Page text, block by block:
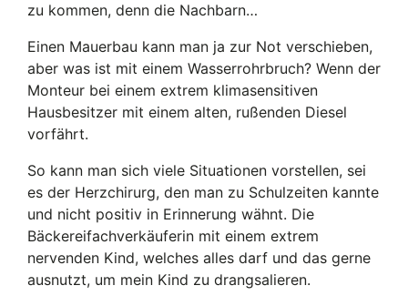
zu kommen, denn die Nachbarn…
Einen Mauerbau kann man ja zur Not verschieben,
aber was ist mit einem Wasserrohrbruch? Wenn der
Monteur bei einem extrem klimasensitiven
Hausbesitzer mit einem alten, rußenden Diesel
vorfährt.
So kann man sich viele Situationen vorstellen, sei
es der Herzchirurg, den man zu Schulzeiten kannte
und nicht positiv in Erinnerung wähnt. Die
Bäckereifachverkäuferin mit einem extrem
nervenden Kind, welches alles darf und das gerne
ausnutzt, um mein Kind zu drangsalieren.